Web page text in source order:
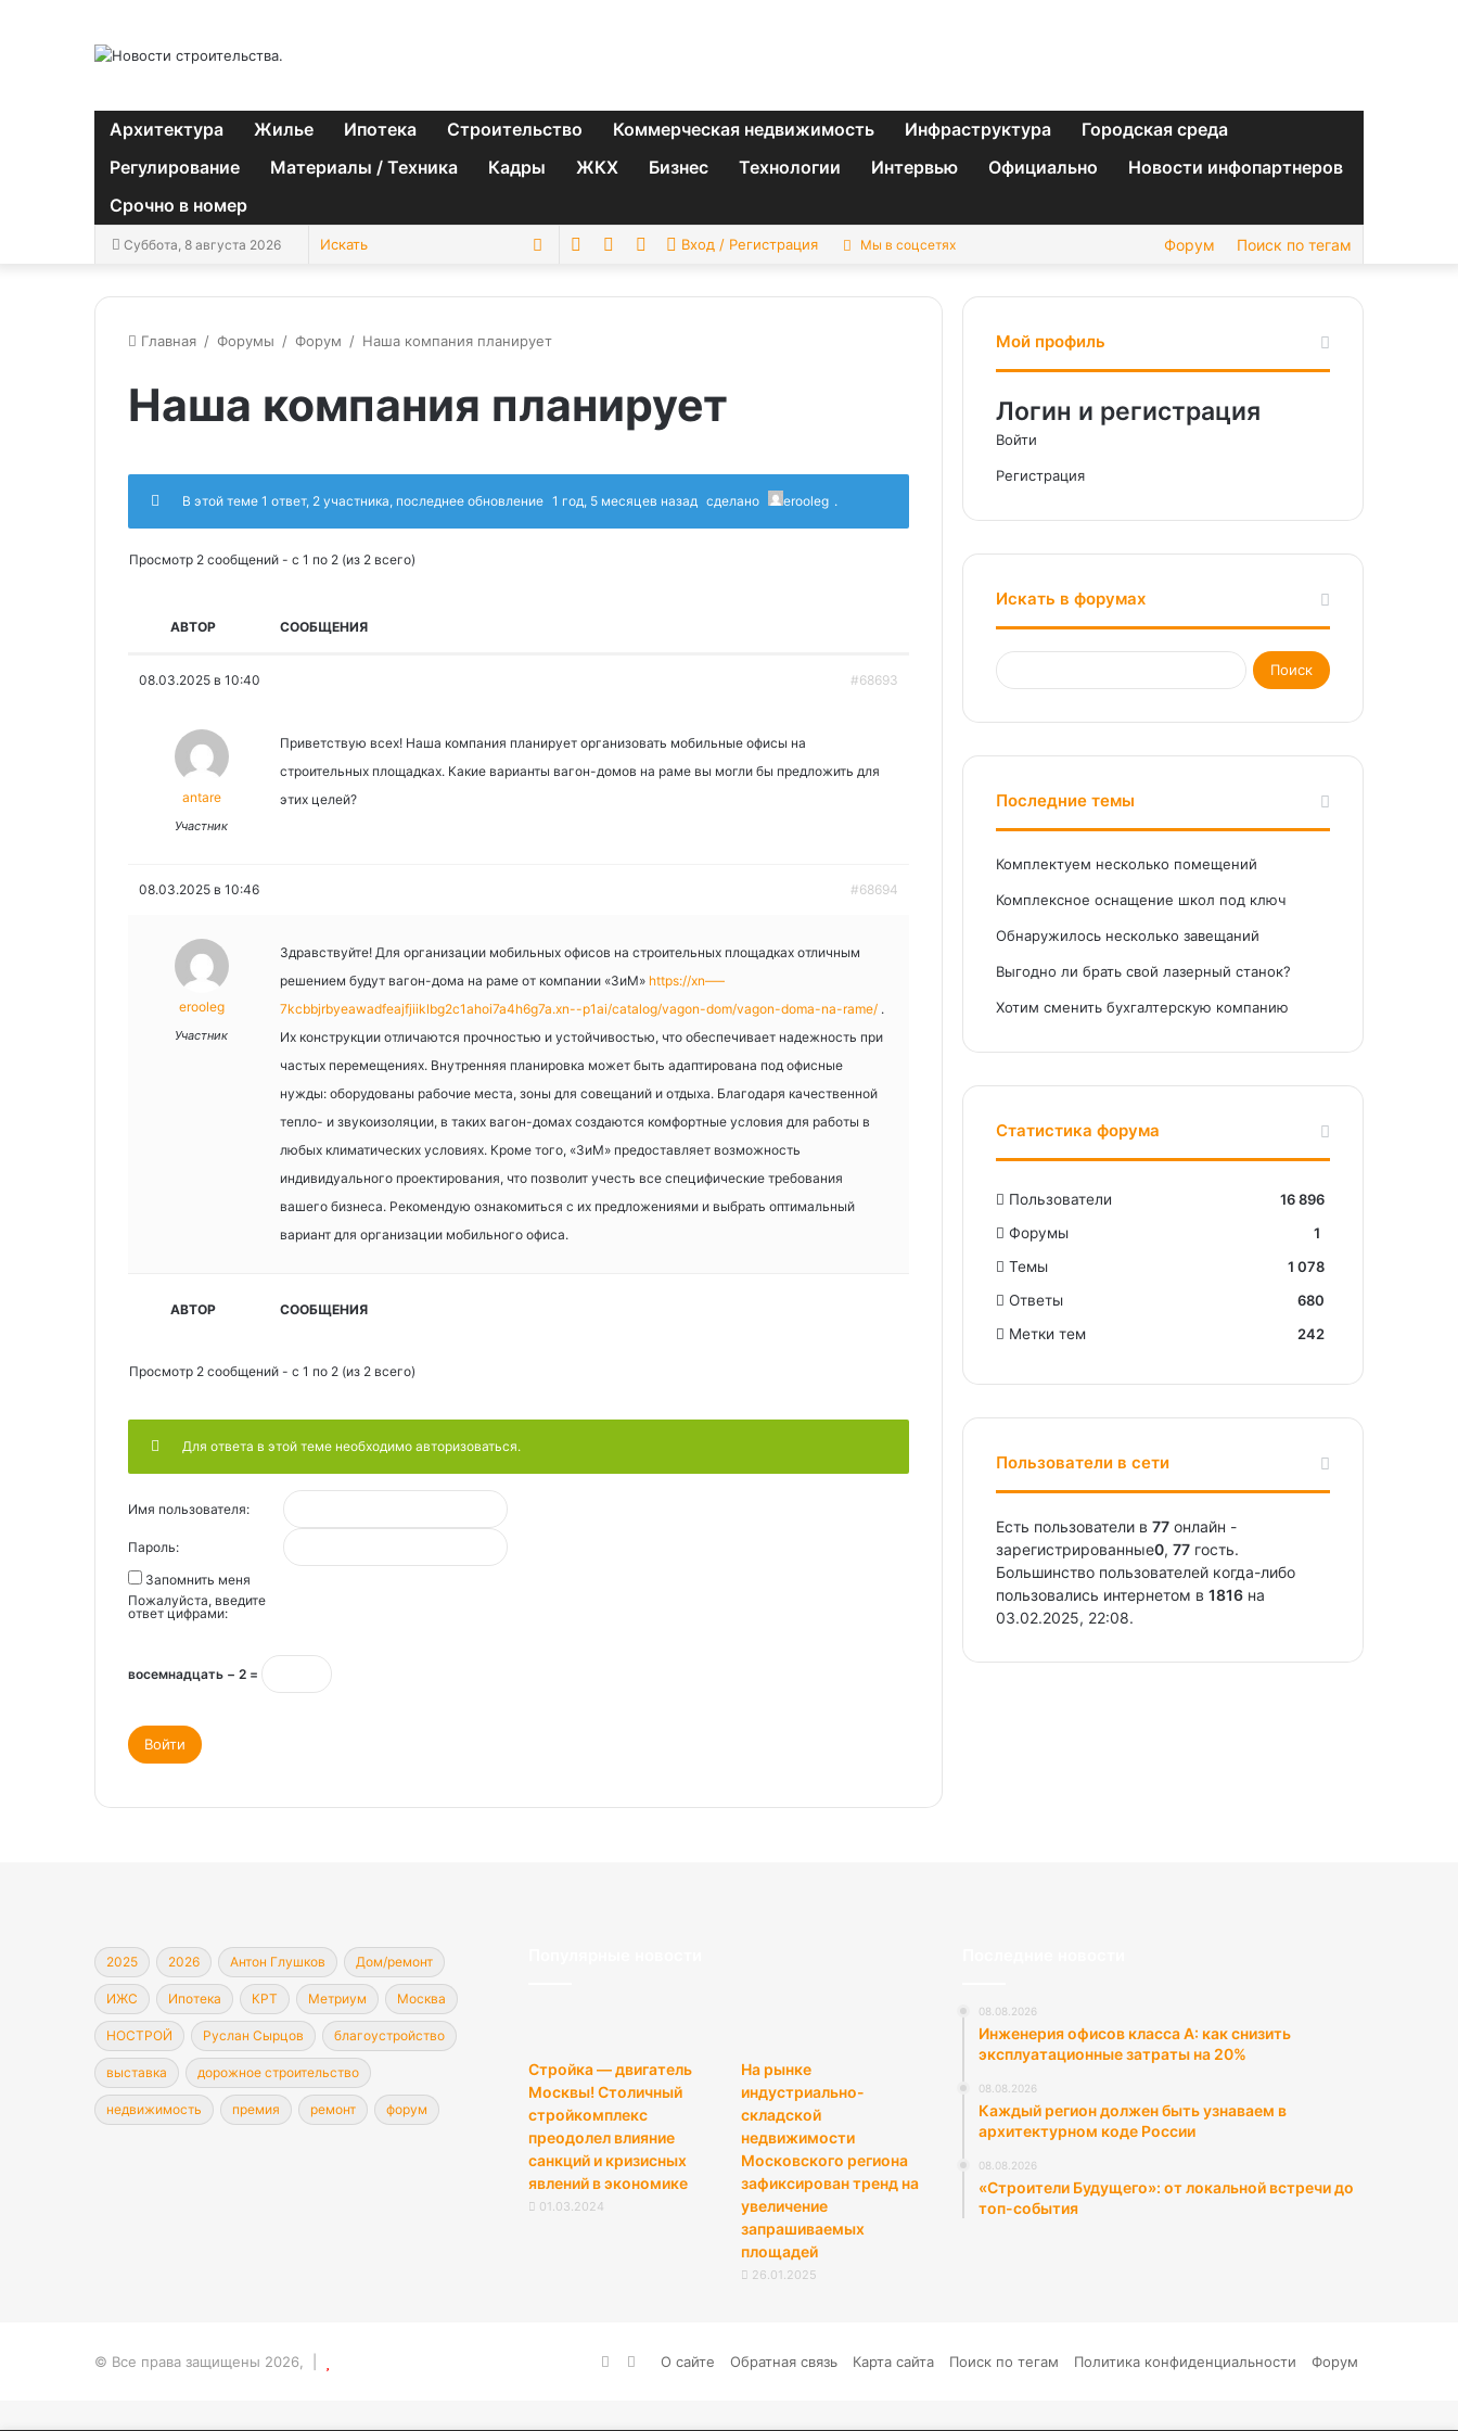
Архитектура Жилье Ипотека Строительство Коммерческая недвижимость Инфраструктура
Городская среда
Регулирование
Материалы / Техника Кадры ЖКХ Бизнес Технологии Интервью Официально
Новости инфопартнеров
Срочно в номер
Суббота, 8 августа 2026 Искать SwitchSidebarСлучайная
Вход / Регистрация Мы в соцсетях Форум Поиск по тегам
Главная / Форумы / Форум / Наша компания планирует
Наша компания планирует
В этой теме 1 ответ, 2 участника, последнее обновление 1 год, 5 месяцев назад сделано erooleg .
Просмотр 2 сообщений - с 1 по 2 (из 2 всего)
АВТОР СООБЩЕНИЯ
08.03.2025 в 10:40 #68693
antare
Участник
Приветствую всех! Наша компания планирует организовать мобильные офисы на
строительных площадках. Какие варианты вагон-домов на раме вы могли бы предложить для
этих целей?
08.03.2025 в 10:46 #68694
erooleg
Участник
Здравствуйте! Для организации мобильных офисов на строительных площадках отличным
решением будут вагон-дома на раме от компании «ЗиМ» https://xn—–
7kcbbjrbyeawadfeajfjiiklbg2c1ahoi7a4h6g7a.xn--p1ai/catalog/vagon-dom/vagon-doma-na-rame/ .
Их конструкции отличаются прочностью и устойчивостью, что обеспечивает надежность при
частых перемещениях. Внутренняя планировка может быть адаптирована под офисные
нужды: оборудованы рабочие места, зоны для совещаний и отдыха. Благодаря качественной
тепло- и звукоизоляции, в таких вагон-домах создаются комфортные условия для работы в
любых климатических условиях. Кроме того, «ЗиМ» предоставляет возможность
индивидуального проектирования, что позволит учесть все специфические требования
вашего бизнеса. Рекомендую ознакомиться с их предложениями и выбрать оптимальный
вариант для организации мобильного офиса.
АВТОР СООБЩЕНИЯ
Просмотр 2 сообщений - с 1 по 2 (из 2 всего)
Для ответа в этой теме необходимо авторизоваться.
Имя пользователя:
Пароль:
Запомнить меня
Пожалуйста, введите
ответ цифрами:
восемнадцать − 2 =
Войти
Мой профиль
Логин и регистрация
Войти
Регистрация
Искать в форумах
Последние темы
Комплектуем несколько помещений
Комплексное оснащение школ под ключ
Обнаружилось несколько завещаний
Выгодно ли брать свой лазерный станок?
Хотим сменить бухгалтерскую компанию
Статистика форума
Пользователи
16 896
Форумы
1
Темы
1 078
Ответы
680
Метки тем
242
Пользователи в сети
Есть пользователи в77 онлайн -
зарегистрированные0,77 гость.
Большинство пользователей когда-либо
пользовались интернетом в1816 на
03.02.2025, 22:08.
2025 2026 Антон Глушков Дом/ремонт
ИЖС Ипотека КРТ Метриум Москва
НОСТРОЙ Руслан Сырцов благоустройство
выставка дорожное строительство
недвижимость премия ремонт форум
Стройка — двигатель
Москвы! Столичный
стройкомплекс
преодолел влияние
санкций и кризисных
явлений в экономике
01.03.2024
На рынке
индустриально-
складской
недвижимости
Московского региона
зафиксирован тренд на
увеличение
запрашиваемых
площадей
26.01.2025
08.08.2026
Инженерия офисов класса А: как снизить
эксплуатационные затраты на 20%
08.08.2026
Каждый регион должен быть узнаваем в
архитектурном коде России
08.08.2026
«Строители Будущего»: от локальной встречи до
топ-события
© Все права защищены 2026, | О сайте Обратная связь Карта сайта Поиск по тегам Политика конфиденциальности Форум
vk.com